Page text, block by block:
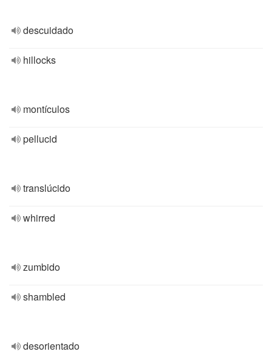
descuidado
hillocks
montículos
pellucid
translúcido
whirred
zumbido
shambled
desorientado